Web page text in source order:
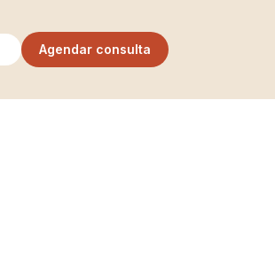
Agendar consulta